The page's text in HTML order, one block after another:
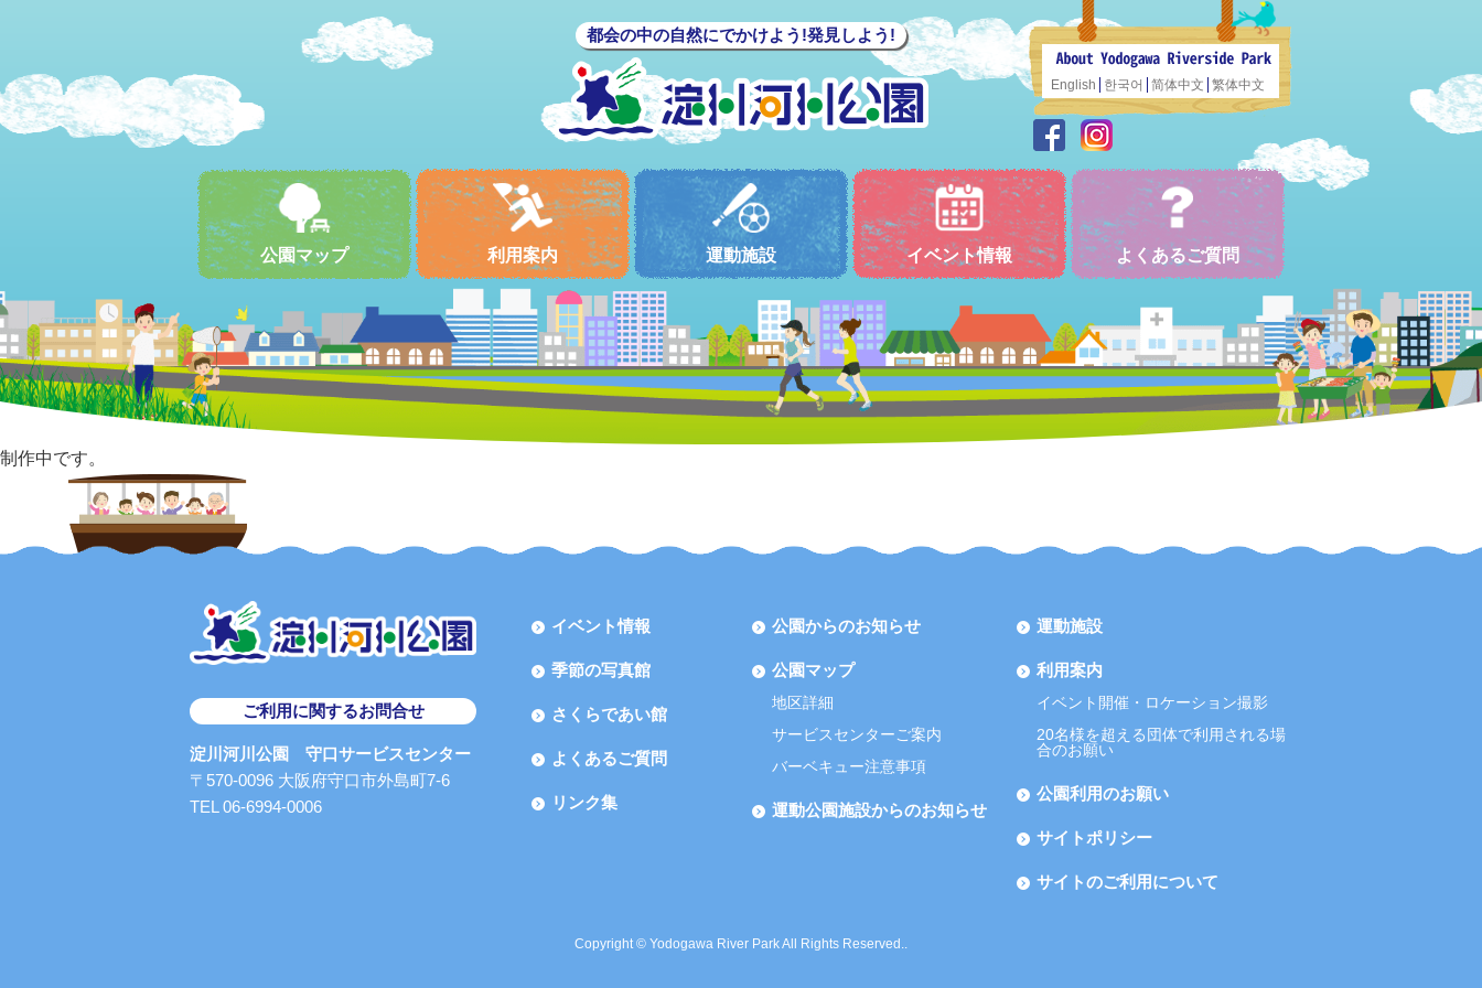
都会の中の自然にでかけよう!発見しよう!
English 한국어 简体中文 繁体中文
公園マップ 利用案内 運動施設 イベント情報 よくあるご質問
制作中です。
ご利用に関するお問合せ
淀川河川公園 守口サービスセンター
〒570-0096 大阪府守口市外島町7-6
TEL 06-6994-0006
イベント情報
季節の写真館
さくらであい館
よくあるご質問
リンク集
公園からのお知らせ
公園マップ
地区詳細
サービスセンターご案内
バーベキュー注意事項
運動公園施設からのお知らせ
運動施設
利用案内
イベント開催・ロケーション撮影
20名様を超える団体で利用される場
合のお願い
公園利用のお願い
サイトポリシー
サイトのご利用について
Copyright © Yodogawa River Park All Rights Reserved..